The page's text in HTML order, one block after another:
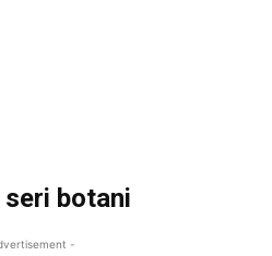
seri botani
-